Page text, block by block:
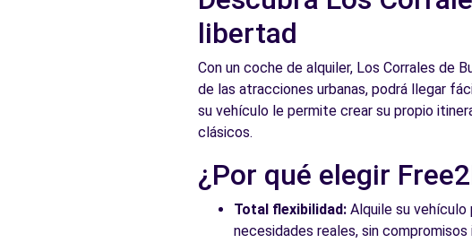
libertad
Con un coche de alquiler, Los Corrales de
de las atracciones urbanas, podrá llegar
su vehículo le permite crear su propio
clásicos.
¿Por qué elegir
Total flexibilidad: Alquile su vehículo
necesidades reales, sin compromisos